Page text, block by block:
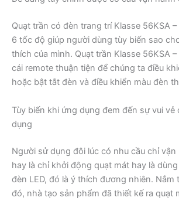
Quạt trần có đèn trang trí Klasse 56KSA
6 tốc độ giúp người dùng tùy biến sao
thích của mình. Quạt trần Klasse 56KSA
cái remote thuận tiện để chúng ta điều
hoặc bật tắt đèn và điều khiển màu đèn
Tùy biến khi ứng dụng đem đến sự vui
dụng
Người sử dụng đôi lúc có nhu cầu chỉ
hay là chỉ khởi động quạt mát hay là
đèn LED, đó là ý thích đương nhiên. Nắm
đó, nhà tạo sản phẩm đã thiết kế ra quạt